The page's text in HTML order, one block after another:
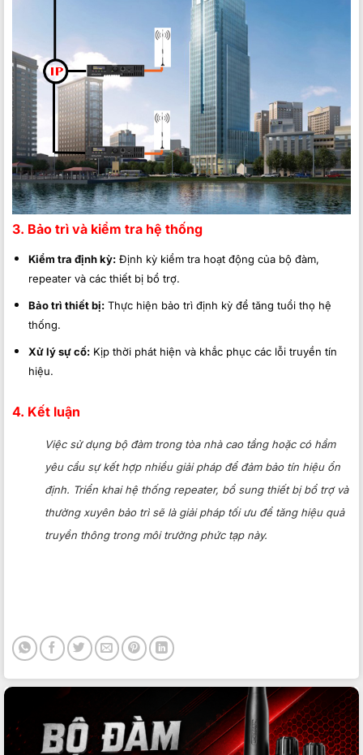
3. Bảo trì và kiểm tra hệ thống
Kiểm tra định kỳ:Định kỳ kiểm tra hoạt động của bộ đàm,
repeater và các thiết bị bổ trợ.
Bảo trì thiết bị:Thực hiện bảo trì định kỳ để tăng tuổi thọ hệ
thống.
Xử lý sự cố:Kịp thời phát hiện và khắc phục các lỗi truyền tín
hiệu.
4. Kết luận
Việc sử dụng bộ đàm trong tòa nhà cao tầng hoặc có hầm
yêu cầu sự kết hợp nhiều giải pháp để đảm bảo tín hiệu ổn
định. Triển khai hệ thống repeater, bổ sung thiết bị bổ trợ và
thường xuyên bảo trì sẽ là giải pháp tối ưu để tăng hiệu quả
truyền thông trong môi trường phức tạp này.